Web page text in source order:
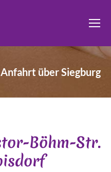
über Siegburg
Böhm-Str.